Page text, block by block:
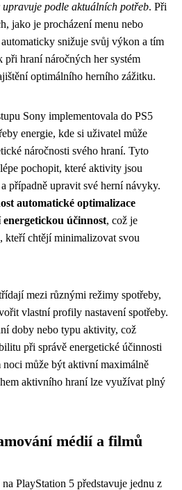
podle aktuálních potřeb. Při
jako je procházení menu nebo
snižuje svůj výkon a tím
při hraní náročných her systém
optimálního herního zážitku.
Sony implementovala do PS5
energie, kde si uživatel může
náročnosti svého hraní. Tyto
pochopit, které aktivity jsou
případně upravit své herní návyky.
automatické optimalizace
účinnost, což je
kteří chtějí minimalizovat svou
mezi různými režimy spotřeby,
vlastní profily nastavení spotřeby.
doby nebo typu aktivity, což
při správě energetické účinnosti
může být aktivní maximálně
aktivního hraní lze využívat plný
médií a filmů
PlayStation 5 představuje jednu z